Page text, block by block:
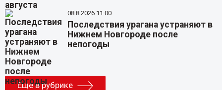
08.8.2026 11:00
Последствия урагана устраняют в
Нижнем Новгороде после
непогоды
Еще в рубрике